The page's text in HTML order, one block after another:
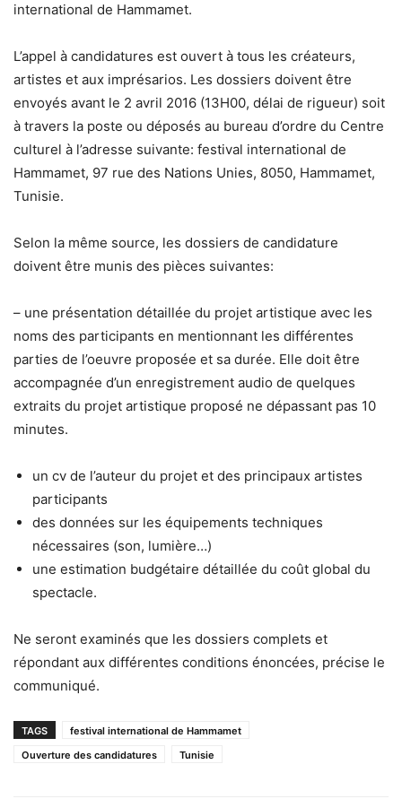
international de Hammamet.
L’appel à candidatures est ouvert à tous les créateurs,
artistes et aux imprésarios. Les dossiers doivent être
envoyés avant le 2 avril 2016 (13H00, délai de rigueur) soit
à travers la poste ou déposés au bureau d’ordre du Centre
culturel à l’adresse suivante: festival international de
Hammamet, 97 rue des Nations Unies, 8050, Hammamet,
Tunisie.
Selon la même source, les dossiers de candidature
doivent être munis des pièces suivantes:
– une présentation détaillée du projet artistique avec les
noms des participants en mentionnant les différentes
parties de l’oeuvre proposée et sa durée. Elle doit être
accompagnée d’un enregistrement audio de quelques
extraits du projet artistique proposé ne dépassant pas 10
minutes.
un cv de l’auteur du projet et des principaux artistes
participants
des données sur les équipements techniques
nécessaires (son, lumière…)
une estimation budgétaire détaillée du coût global du
spectacle.
Ne seront examinés que les dossiers complets et
répondant aux différentes conditions énoncées, précise le
communiqué.
TAGS
festival international de Hammamet
Ouverture des candidatures
Tunisie